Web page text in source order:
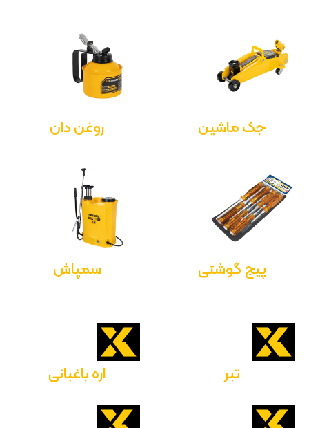
جک ماشین روغن دان
پیچ گوشتی سمپاش
تبر اره باغبانی